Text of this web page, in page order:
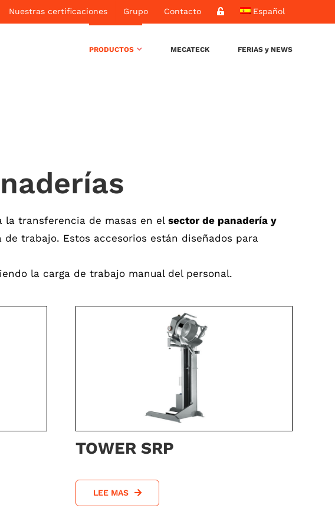
Nuestras certificaciones Grupo Contacto Español
PRODUCTOS MECATECK FERIAS y NEWS
la transferencia de masas en el sector de panadería y
trabajo. Estos accesorios están diseñados para
la carga de trabajo manual del personal.
TOWER SRP
LEE MAS